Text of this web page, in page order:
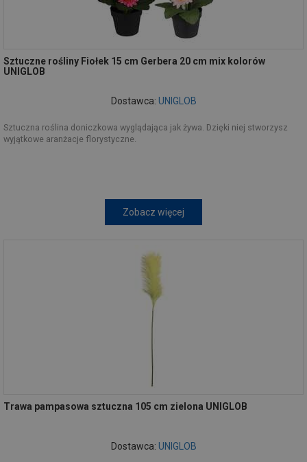
Sztuczne rośliny Fiołek 15 cm Gerbera 20 cm mix kolorów
UNIGLOB
Dostawca: UNIGLOB
Sztuczna roślina doniczkowa wyglądająca jak żywa. Dzięki niej stworzysz
wyjątkowe aranżacje florystyczne.
Zobacz więcej
Trawa pampasowa sztuczna 105 cm zielona UNIGLOB
Dostawca: UNIGLOB